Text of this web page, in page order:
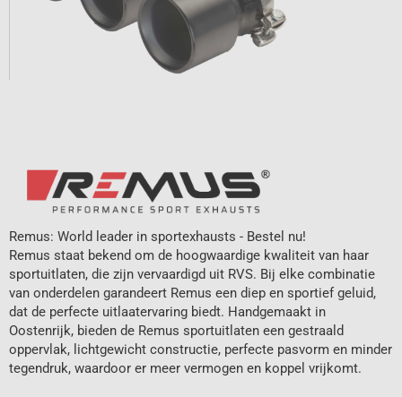
Remus: World leader in sportexhausts - Bestel nu!
Remus staat bekend om de hoogwaardige kwaliteit van haar
sportuitlaten, die zijn vervaardigd uit RVS. Bij elke combinatie
van onderdelen garandeert Remus een diep en sportief geluid,
dat de perfecte uitlaatervaring biedt. Handgemaakt in
Oostenrijk, bieden de Remus sportuitlaten een gestraald
oppervlak, lichtgewicht constructie, perfecte pasvorm en minder
tegendruk, waardoor er meer vermogen en koppel vrijkomt.